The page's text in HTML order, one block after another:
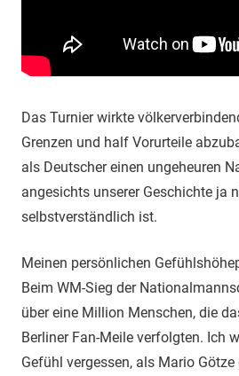
Das Turnier wirkte
Grenzen und half Vorurteile
als Deutscher einen ungeheuren
angesichts unserer Geschichte ja
selbstverständlich ist.
Meinen persönlichen
Beim WM-Sieg der
über eine Million Menschen, die
Berliner Fan-Meile verfolgten. Ich
Gefühl vergessen, als Mario